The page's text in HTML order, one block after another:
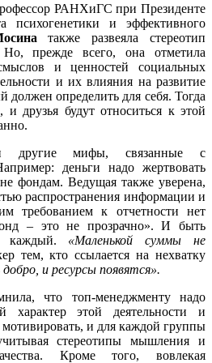
РАНХиГС при Президенте
психогенетики и эффективного
также развеяла стереотип
прежде всего, она отметила
и ценностей социальных
и их влияния на развитие
должен определить для себя. Тогда
друзья будут относиться к этой
другие мифы, связанные с
деньги надо жертвовать
фондам. Ведущая также уверена,
распространения информации и
требованием к отчетности нет
– это не прозрачно». И быть
каждый. «Маленькой суммы не
тем, кто ссылается на нехватку
и ресурсы появятся».
что топ-менеджменту надо
характер этой деятельности и
и для каждой группы
стереотипы мышления и
Кроме того, вовлекая